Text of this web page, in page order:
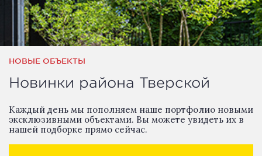
НОВЫЕ ОБЪЕКТЫ
Новинки района Тверской
Каждый день мы пополняем наше портфолио новыми
эксклюзивными объектами. Вы можете увидеть их в
нашей подборке прямо сейчас.